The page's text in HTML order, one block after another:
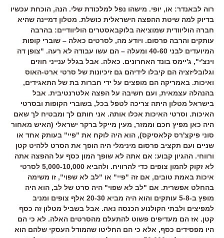
רוה לבאנדר: או, יופי. מישהו נפל למלכודת שלי. הנה, הוכחת עכשיו
בדיוק למה שיטת ההפצה הישראלית כושלת. מטלון דמיינה שהיא
חברה הוליוודית שמוציאה בלוקבאסטרים הוליוודיים: בהרבה
עותקים והרבה פרסום. ויודע מה, לסרטים כאלה – שוברי קופות
המיועדים לבני 40-60 ומעלה – הם עשו עבודה לא רעה. "צופן דה
וינצ'י", ג'יימס בונד האחרונים. כאלה. אבל בגלל ענייני חוזים
וגלובליזציה הם קיבלו לידיהם גם זיכיונות של סרטי ארט-האוס
ואיכות. באמריקה הם מופצים על ידי חברות בת של התאגידים,
בהנהלה עצמאית, ועם חשיבה על הפצה אלטרנטיבית. אבל
בישראל מטלון היתה צריכה לטפל בכל, בשוברי הקופות ובסרטי
האיכות. וסרטי האיכות אכלו אותה. אני חותם לך ומבטיח לך שאם
היה כאן מפיץ חכם וממזר, מעין מייקל ברקר ישראלי (האיש מאחור
סוני פיקצ'רס קלאסיקס), הוא היה לוקח את "פיי" בעותק אחד או
שניים ועם תקציב פרסום מינימלי היה הופך את הסרט ללהיט קטן
ורווחי. ההגיון קבוע: אם אתה לא שופך המון כסף על ההפצה אתה
לא זקוק להמון צופים כדי להרוויח. ולהביא 5,000-10,000 לסרטי
איכות באמת טובים, אם זה "פיי" או "לב לא שפוי", זו משימה
בהחלט אפשרית. אם "לב לא שפוי" היה סרט של לב, הוא היה
מופץ ב-5-8 עותקים והוא היה מביא 20-30 אלף צופים ומניב
למפיצים ולבתי הקולנוע הכנסה נאה. אבל בשביל מטלון זה כסף
קטן. אז הם מעדיפים פשוט להתעלם מהסרטים האלה. לא כי הם
היו מפסידים כסף, אלא כי הם החליטו שהמודל העסקי שלהם הוא